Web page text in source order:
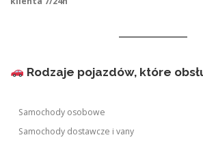
Rodzaje pojazdów, które
Samochody osobowe
Samochody dostawcze i vany